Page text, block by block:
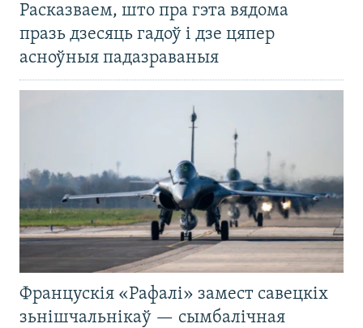
Расказваем, што пра гэта вядома
празь дзесяць гадоў і дзе цяпер
асноўныя падазраваныя
Францускія «Рафалі» замест савецкіх
зьнішчальнікаў — сымбалічная